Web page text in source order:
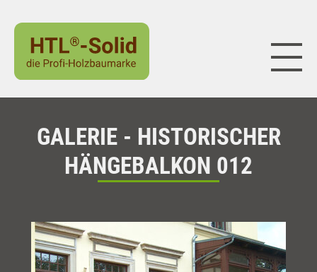
GALERIE - HISTORISCHER
HÄNGEBALKON 012